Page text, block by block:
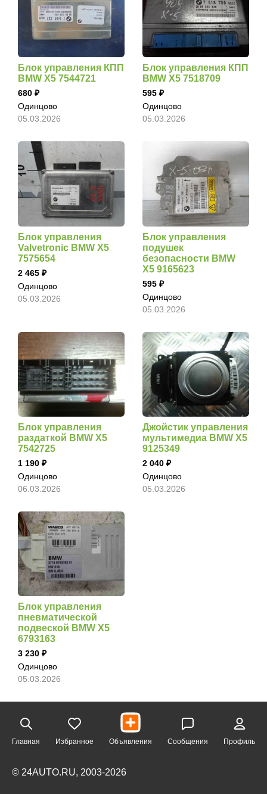
Блок управления КПП
BMW X5 7544721
680
Одинцово
05.03.2026
Блок управления КПП
BMW X5 7518709
595
Одинцово
05.03.2026
Блок управления
Valvetronic BMW X5
7575654
2 465
Одинцово
05.03.2026
Блок управления
подушек
безопасности BMW
X5 9165623
595
Одинцово
05.03.2026
Блок управления
раздаткой BMW X5
7542725
1 190
Одинцово
06.03.2026
Джойстик управления
мультимедиа BMW X5
9125349
2 040
Одинцово
05.03.2026
Блок управления
пневматической
подвеской BMW X5
6793163
3 230
Одинцово
05.03.2026
Главная Избранное Объявления Сообщения Профиль
© 24AUTO.RU, 2003-2026